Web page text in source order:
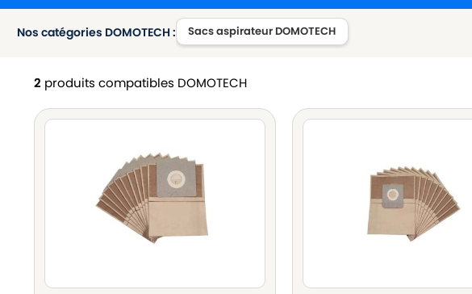
Nos catégories DOMOTECH : Sacs aspirateur DOMOTECH
2 produits compatibles DOMOTECH